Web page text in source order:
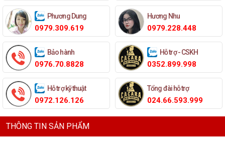
Phương Dung
0979.309.619
Hương Nhu
0979.228.448
Bảo hành
0976.70.8828
Hỗ trợ - CSKH
0352.899.998
Hỗ trợ kỹ thuật
0972.126.126
Tổng đài hỗ trợ
024.66.593.999
THÔNG TIN SẢN PHẨM